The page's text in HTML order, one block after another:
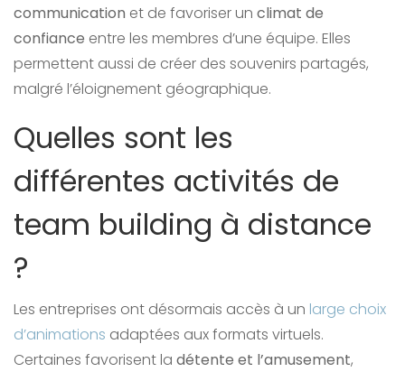
communication et de favoriser un climat de
confiance entre les membres d’une équipe. Elles
permettent aussi de créer des souvenirs partagés,
malgré l’éloignement géographique.
Quelles sont les
différentes activités de
team building à distance
?
Les entreprises ont désormais accès à un large choix
d’animations adaptées aux formats virtuels.
Certaines favorisent la détente et l’amusement,